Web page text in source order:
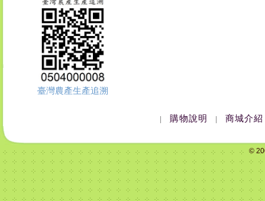
臺灣農產生產追溯
購物說明 商城介紹
©